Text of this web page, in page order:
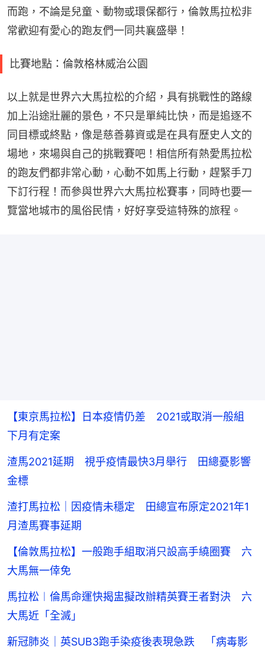
而跑，不論是兒童、動物或環保都行，倫敦馬拉松非
常歡迎有愛心的跑友們一同共襄盛舉！
比賽地點：倫敦格林威治公園
以上就是世界六大馬拉松的介紹，具有挑戰性的路線
加上沿途壯麗的景色，不只是單純比快，而是追逐不
同目標或終點，像是慈善募資或是在具有歷史人文的
場地，來場與自己的挑戰賽吧！相信所有熱愛馬拉松
的跑友們都非常心動，心動不如馬上行動，趕緊手刀
下訂行程！而參與世界六大馬拉松賽事，同時也要一
覽當地城市的風俗民情，好好享受這特殊的旅程。
【東京馬拉松】日本疫情仍差 2021或取消一般組
下月有定案
渣馬2021延期 視乎疫情最快3月舉行 田總憂影響
金標
渣打馬拉松｜因疫情未穩定 田總宣布原定2021年1
月渣馬賽事延期
【倫敦馬拉松】一般跑手組取消只設高手繞圈賽 六
大馬無一倖免
馬拉松︱倫馬命運快揭盅擬改辦精英賽王者對決 六
大馬近「全滅」
新冠肺炎｜英SUB3跑手染疫後表現急跌 「病毒影